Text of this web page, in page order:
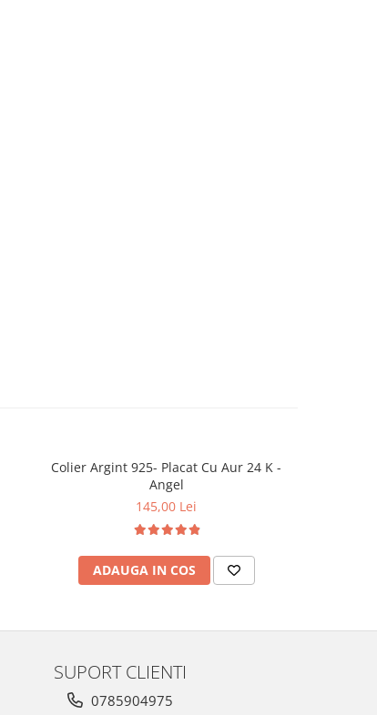
Colier Argint 925- Placat Cu Aur 24 K -
Angel
145,00 Lei
ADAUGA IN COS
SUPORT CLIENTI
0785904975